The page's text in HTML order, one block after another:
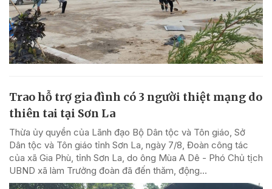
Trao hỗ trợ gia đình có 3 người thiệt mạng do
thiên tai tại Sơn La
Thừa ủy quyền của Lãnh đạo Bộ Dân tộc và Tôn giáo, Sở
Dân tộc và Tôn giáo tỉnh Sơn La, ngày 7/8, Đoàn công tác
của xã Gia Phù, tỉnh Sơn La, do ông Mùa A Dê - Phó Chủ tịch
UBND xã làm Trưởng đoàn đã đến thăm, động...